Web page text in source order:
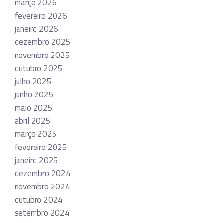
fevereiro 2026
janeiro 2026
dezembro 2025
novembro 2025
outubro 2025
julho 2025
junho 2025
maio 2025
abril 2025
março 2025
fevereiro 2025
janeiro 2025
dezembro 2024
novembro 2024
outubro 2024
setembro 2024